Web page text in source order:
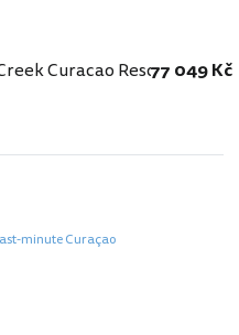
Curacao Resort77 049 Kč
minute Curaçao